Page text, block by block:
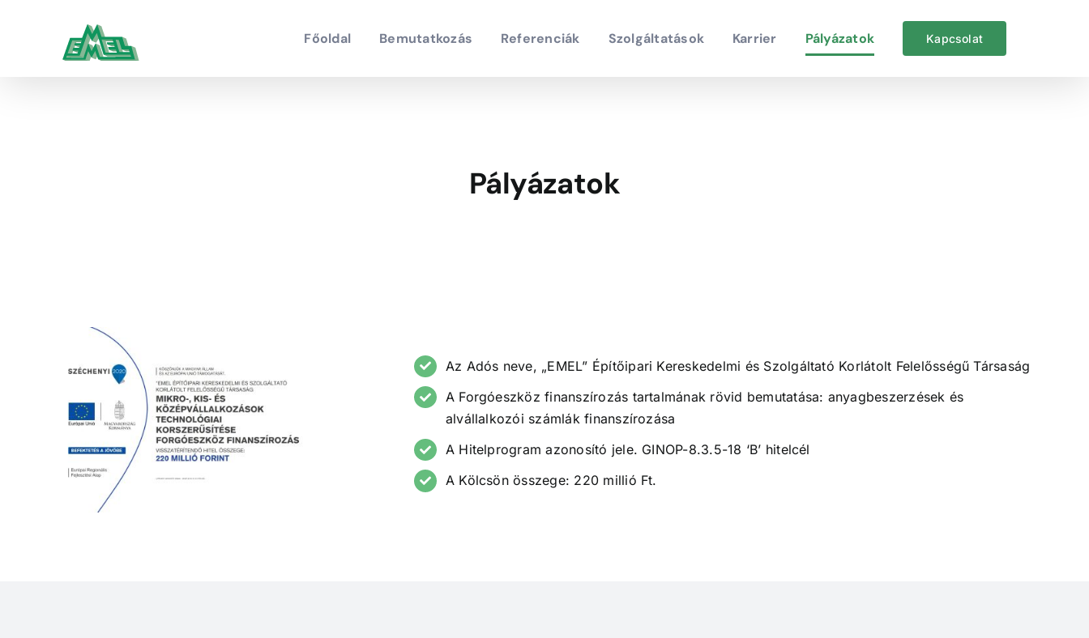
Főoldal Bemutatkozás Referenciák Szolgáltatások Karrier Pályázatok Kapcsolat
Pályázatok
Az Adós neve, „EMEL” Építőipari Kereskedelmi és Szolgáltató Korlátolt Felelősségű Társaság
A Forgóeszköz finanszírozás tartalmának rövid bemutatása: anyagbeszerzések és
alvállalkozói számlák finanszírozása
A Hitelprogram azonosító jele. GINOP-8.3.5-18 ‘B’ hitelcél
A Kölcsön összege: 220 millió Ft.